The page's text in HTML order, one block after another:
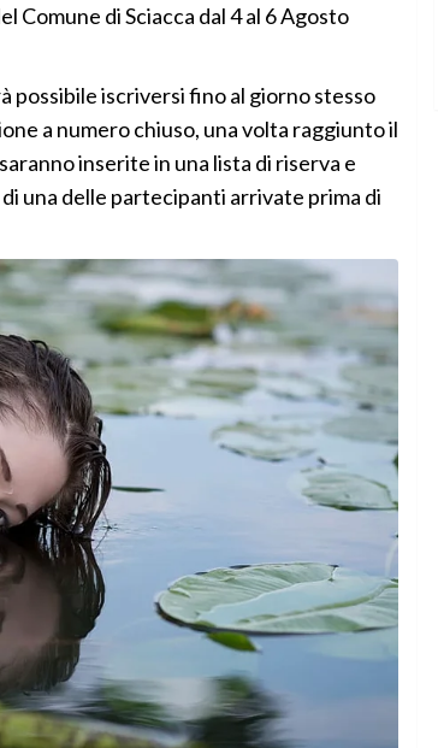
Comune di Sciacca dal 4 al 6 Agosto
possibile iscriversi fino al giorno stesso
a numero chiuso, una volta raggiunto il
inserite in una lista di riserva e
una delle partecipanti arrivate prima di